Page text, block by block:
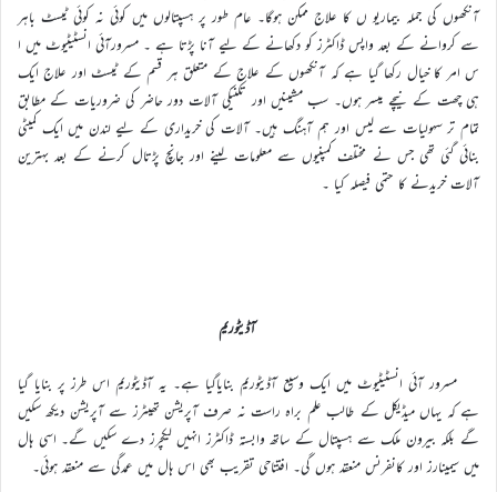
آنکھوں کی جملہ بیماریو ں کا علاج ممکن ہوگا۔ عام طور پر ہسپتالوں میں کوئی نہ کوئی ٹیسٹ باہر
سے کروانے کے بعد واپس ڈاکٹرز کو دکھانے کے لیے آنا پڑتا ہے ۔ مسرورآئی انسٹیٹیوٹ میں ا
س امر کا خیال رکھا گیا ہے کہ آنکھوں کے علاج کے متعلق ہر قسم کے ٹیسٹ اور علاج ایک
ہی چھت کے نیچے میسر ہوں۔ سب مشینیں اور تکنیکی آلات دور حاضر کی ضروریات کے مطابق
تمام تر سہولیات سے لیس اور ہم آہنگ ہیں۔ آلات کی خریداری کے لیے لندن میں ایک کمیٹی
بنائی گئی تھی جس نے مختلف کمپنیوں سے معلومات لینے اور جانچ پڑتال کرنے کے بعد بہترین
آلات خریدنے کا حتمی فیصلہ کیا ۔
آڈیٹوریم
مسرور آئی انسٹیٹیوٹ میں ایک وسیع آڈیٹوریم بنایاگیا ہے۔ یہ آڈیٹوریم اس طرز پر بنایا گیا
ہے کہ یہاں میڈیکل کے طالب علم براہ راست نہ صرف آپریشن تھیٹرز سے آپریشن دیکھ سکیں
گے بلکہ بیرون ملک سے ہسپتال کے ساتھ وابستہ ڈاکٹرز انہیں لیکچرز دے سکیں گے۔ اسی ہال
میں سیمینارز اور کانفرنس منعقد ہوں گی۔ افتتاحی تقریب بھی اس ہال میں عمدگی سے منعقد ہوئی۔